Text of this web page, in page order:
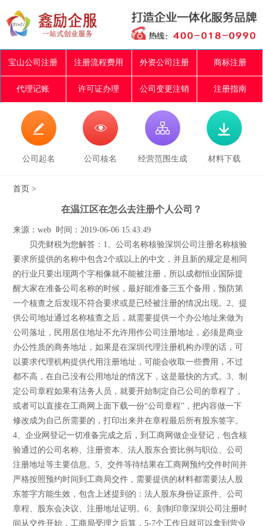
宝山公司注册 注册流程费用 外资公司注册 商标注册
代理记账 许可证办理 公司变更注销 注册指南

公司起名

公司核名

经营范围生成

材料下载
首页 >
在温江区在怎么去注册个人公司？
来源：web 时间：2019-06-06 15:43:49
贝壳财税为您解答：1、公司名称核验深圳公司注册名称核验
要求所提供的名称中包含2个或以上的中文，并且新的规定是相同
的行业只要出现两个字相像就不能被注册，所以成都恒业国际提
醒大家在准备公司名称的时候，最好能准备三五个备用，预防第
一个核查之后发现不符合要求或是已经被注册的情况出现。2、提
供公司地址通过名称核查之后，就需要提供一个办公地址来做为
公司落址，民用居住地址不允许用作公司注册地址，必须是商业
办公性质的商务地址，如果是在深圳代理注册机构办理的话，可
以要求代理机构提供代用注册地址，可能会收取一些费用，不过
都不高，在自己没有公用地址的情况下，这是最快的方式。3、制
定公司章程如果有法务人员，就要开始制定自己公司的章程了，
或者可以直接在工商网上面下载一份“公司章程”，把内容做一下
修改成为自己所需要的，打印出来并在章程最后所有股东签字。
4、企业网登记一切准备完成之后，到工商网做企业登记，包含核
验通过的公司名称、注册资本、法人股东合资比例与职位、公司
注册地址等主要信息。5、交件等待结果在工商网预约交件时间并
严格按照预约时间到工商局交件，需要提供的材料都需要法人股
东签字方能生效，包含上述提到的：法人股东身份证原件、公司
章程、股东会决议、注册地址证明。6、刻制印章深圳公司注册时
间从交件开始，工商局受理之后算，5-7个工作日就可以拿到营业